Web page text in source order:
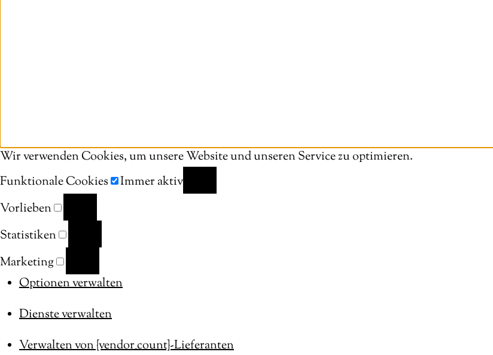
Wir verwenden Cookies, um unsere Website und unseren Service zu optimieren.
Funktionale Cookies
FUNKTIONALE
Immer aktiv
Vorlieben
VORLIEBEN
Statistiken
STATISTIKEN
Marketing
MARKETING
Optionen verwalten
Dienste verwalten
Verwalten von {vendor_count}-Lieferanten